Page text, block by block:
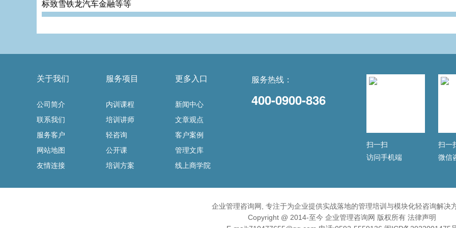
标致雪铁龙汽车金融等等
关于我们
公司简介
联系我们
服务客户
网站地图
友情连接
服务项目
内训课程
培训讲师
轻咨询
公开课
培训方案
更多入口
新闻中心
文章观点
客户案例
管理文库
线上商学院
服务热线：
400-0900-836
扫一扫
访问手机端
扫一
微信
企业管理咨询网, 专注于为企业提供实战落地的管理培训与模块化轻咨询解决
Copyright @ 2014-至今 企业管理咨询网 版权所有 法律声明